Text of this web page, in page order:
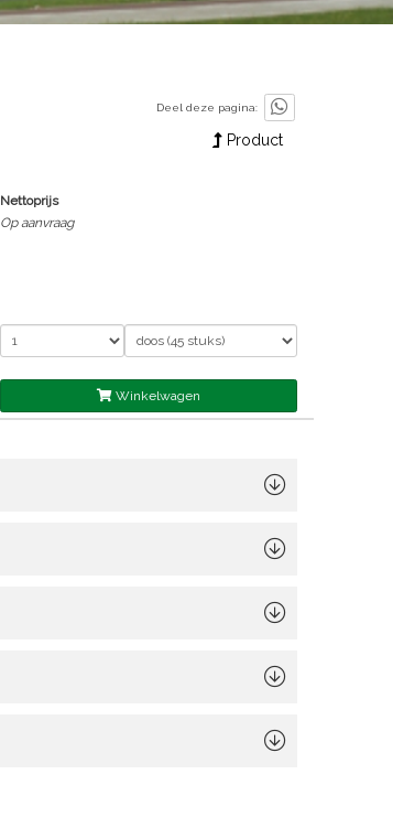
Deel deze pagina:
Product
Nettoprijs
Op aanvraag
Winkelwagen